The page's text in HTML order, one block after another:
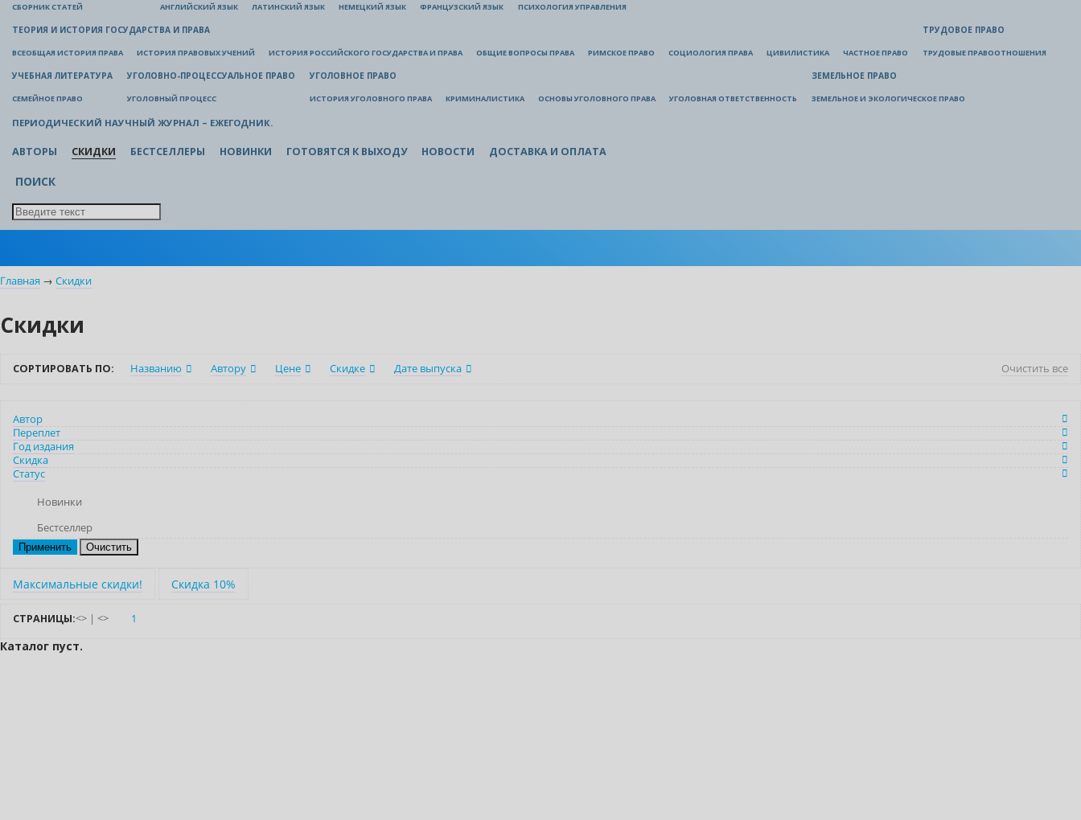
СБОРНИК СТАТЕЙ АНГЛИЙСКИЙ ЯЗЫК ЛАТИНСКИЙ ЯЗЫК НЕМЕЦКИЙ ЯЗЫК ФРАНЦУЗСКИЙ ЯЗЫК ПСИХОЛОГИЯ УПРАВЛЕНИЯ
ТЕОРИЯ И ИСТОРИЯ ГОСУДАРСТВА И ПРАВА
ВСЕОБЩАЯ ИСТОРИЯ ПРАВА ИСТОРИЯ ПРАВОВЫХ УЧЕНИЙ ИСТОРИЯ РОССИЙСКОГО ГОСУДАРСТВА И ПРАВА ОБЩИЕ ВОПРОСЫ ПРАВА РИМСКОЕ ПРАВО СОЦИОЛОГИЯ ПРАВА ЦИВИЛИСТИКА ЧАСТНОЕ ПРАВО
ТРУДОВОЕ ПРАВО
ТРУДОВЫЕ ПРАВООТНОШЕНИЯ
УЧЕБНАЯ ЛИТЕРАТУРА
СЕМЕЙНОЕ ПРАВО
УГОЛОВНО-ПРОЦЕССУАЛЬНОЕ ПРАВО
УГОЛОВНЫЙ ПРОЦЕСС
УГОЛОВНОЕ ПРАВО
ИСТОРИЯ УГОЛОВНОГО ПРАВА КРИМИНАЛИСТИКА ОСНОВЫ УГОЛОВНОГО ПРАВА УГОЛОВНАЯ ОТВЕТСТВЕННОСТЬ
ЗЕМЕЛЬНОЕ ПРАВО
ЗЕМЕЛЬНОЕ И ЭКОЛОГИЧЕСКОЕ ПРАВО
ПЕРИОДИЧЕСКИЙ НАУЧНЫЙ ЖУРНАЛ – ЕЖЕГОДНИК.
АВТОРЫ СКИДКИ БЕСТСЕЛЛЕРЫ НОВИНКИ ГОТОВЯТСЯ К ВЫХОДУ НОВОСТИ ДОСТАВКА И ОПЛАТА
ПОИСК
Главная → Скидки
Скидки
СОРТИРОВАТЬ ПО: Названию Автору Цене Скидке Дате выпуска Очистить все
Автор
Переплет
Год издания
Скидка
Статус
Новинки
Бестселлер
Очистить
Максимальные скидки! Скидка 10%
СТРАНИЦЫ:<> | <> 1
Каталог пуст.